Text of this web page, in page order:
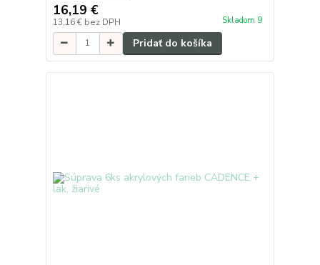
16,19 €
13,16 € bez DPH Skladom 9
Pridať do košíka